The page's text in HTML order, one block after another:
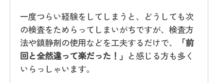
一度つらい経験をしてしまうと、どうしても次
の検査をためらってしまいがちですが、検査方
法や鎮静剤の使用などを工夫するだけで、
「前
回と全然違って楽だった！」 と感じる方も多く
いらっしゃいます。